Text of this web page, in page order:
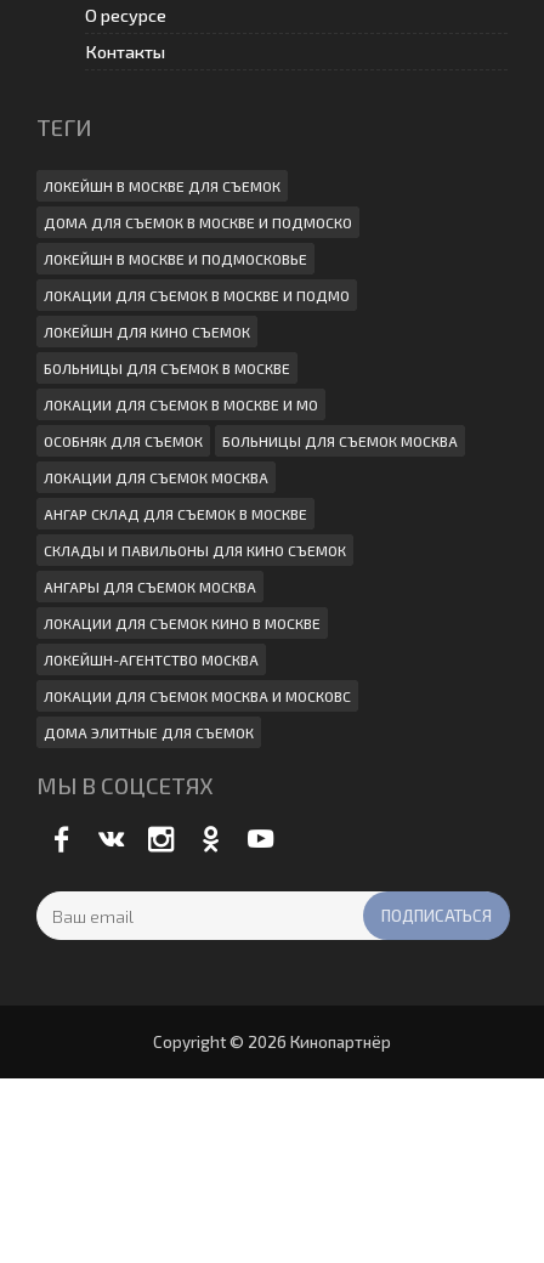
О ресурсе
Контакты
ТЕГИ
ЛОКЕЙШН В МОСКВЕ ДЛЯ СЪЕМОК
ДОМА ДЛЯ СЪЕМОК В МОСКВЕ И ПОДМОСКО
ЛОКЕЙШН В МОСКВЕ И ПОДМОСКОВЬЕ
ЛОКАЦИИ ДЛЯ СЪЕМОК В МОСКВЕ И ПОДМО
ЛОКЕЙШН ДЛЯ КИНО СЪЕМОК
БОЛЬНИЦЫ ДЛЯ СЪЕМОК В МОСКВЕ
ЛОКАЦИИ ДЛЯ СЪЕМОК В МОСКВЕ И МО
ОСОБНЯК ДЛЯ СЪЕМОК БОЛЬНИЦЫ ДЛЯ СЪЕМОК МОСКВА
ЛОКАЦИИ ДЛЯ СЪЕМОК МОСКВА
АНГАР СКЛАД ДЛЯ СЪЕМОК В МОСКВЕ
СКЛАДЫ И ПАВИЛЬОНЫ ДЛЯ КИНО СЪЕМОК
АНГАРЫ ДЛЯ СЪЕМОК МОСКВА
ЛОКАЦИИ ДЛЯ СЪЕМОК КИНО В МОСКВЕ
ЛОКЕЙШН-АГЕНТСТВО МОСКВА
ЛОКАЦИИ ДЛЯ СЪЕМОК МОСКВА И МОСКОВС
ДОМА ЭЛИТНЫЕ ДЛЯ СЪЕМОК
МЫ В СОЦСЕТЯХ
Copyright © 2026 Кинопартнёр